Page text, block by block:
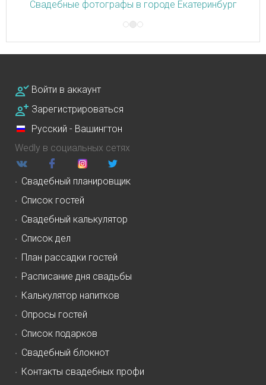
Свадебные фотографы в городе Екатеринбург
Войти в аккаунт
Зарегистрироваться
Русский - Вашингтон
Wedly в социальных сетях
Свадебный планировщик
Список гостей
Свадебный калькулятор
Список дел
План рассадки гостей
Расписание дня свадьбы
Калькулятор напитков
Опросы гостей
Список подарков
Свадебный блокнот
Контакты свадебных профи